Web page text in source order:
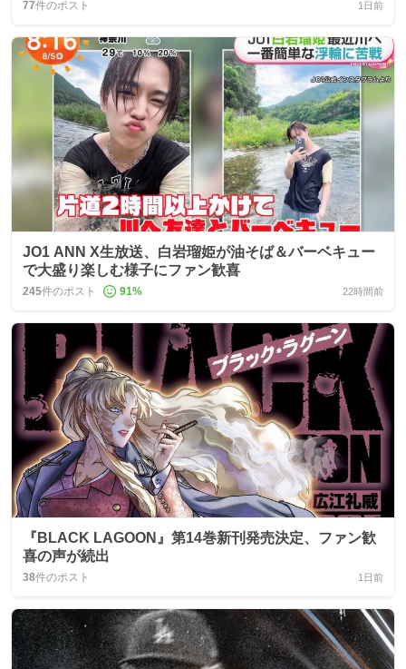
77件のポスト 1日前
JO1 ANN X生放送、白岩瑠姫が油そば＆バーベキュー
で大盛り楽しむ様子にファン歓喜
245件のポスト 91% 22時間前
『BLACK LAGOON』第14巻新刊発売決定、ファン歓
喜の声が続出
38件のポスト 1日前